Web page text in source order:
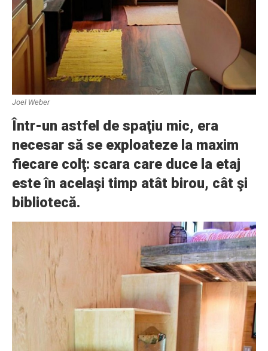
Joel Weber
Într-un astfel de spaţiu mic, era
necesar să se exploateze la maxim
fiecare colţ: scara care duce la etaj
este în acelaşi timp atât birou, cât şi
bibliotecă.